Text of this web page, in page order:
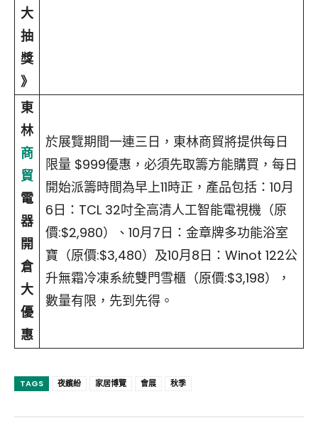
大
抽
獎
》
東
林
商
貿
電
器
開
倉
大
優
惠
於展覽期間一連三日，東林商貿將提供每日
限量 $999優惠，必須先取籌方能購買，每日
開始派籌時間為早上11時正，產品包括：10月
6日：TCL 32吋全高清人工智能電視機（原
價:$2,980）、10月7日：金章牌多功能浴室
寶（原價:$3,480）及10月8日：Winot 122公
升無霜冷凍系統雙門雪櫃（原價:$3,198），
數量有限，先到先得。
TAGS 夜繽紛 家居博覽 會展 秋季